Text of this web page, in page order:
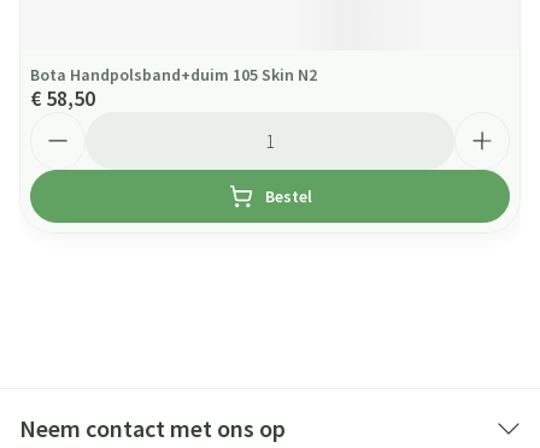
Bota Handpolsband+duim 105 Skin N2
€ 58,50
Bestel
Neem contact met ons op